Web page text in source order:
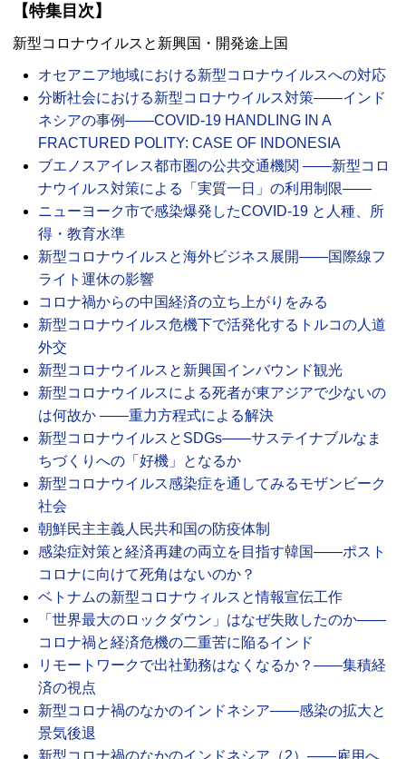
【特集目次】
新型コロナウイルスと新興国・開発途上国
オセアニア地域における新型コロナウイルスへの対応
分断社会における新型コロナウイルス対策――インド
ネシアの事例――COVID-19 HANDLING IN A
FRACTURED POLITY: CASE OF INDONESIA
ブエノスアイレス都市圏の公共交通機関 ――新型コロ
ナウイルス対策による「実質一日」の利用制限――
ニューヨーク市で感染爆発したCOVID-19 と人種、所
得・教育水準
新型コロナウイルスと海外ビジネス展開――国際線フ
ライト運休の影響
コロナ禍からの中国経済の立ち上がりをみる
新型コロナウイルス危機下で活発化するトルコの人道
外交
新型コロナウイルスと新興国インバウンド観光
新型コロナウイルスによる死者が東アジアで少ないの
は何故か ――重力方程式による解決
新型コロナウイルスとSDGs――サステイナブルなま
ちづくりへの「好機」となるか
新型コロナウイルス感染症を通してみるモザンビーク
社会
朝鮮民主主義人民共和国の防疫体制
感染症対策と経済再建の両立を目指す韓国――ポスト
コロナに向けて死角はないのか？
ベトナムの新型コロナウィルスと情報宣伝工作
「世界最大のロックダウン」はなぜ失敗したのか――
コロナ禍と経済危機の二重苦に陥るインド
リモートワークで出社勤務はなくなるか？――集積経
済の視点
新型コロナ禍のなかのインドネシア――感染の拡大と
景気後退
新型コロナ禍のなかのインドネシア（2）――雇用へ